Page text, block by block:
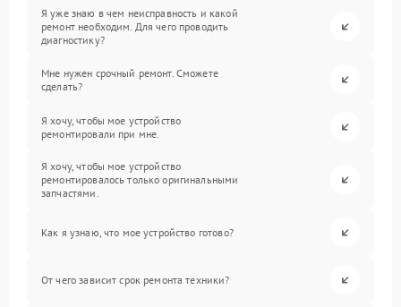
Я уже знаю в чем неисправность и какой
ремонт необходим. Для чего проводить
диагностику?
Мне нужен срочный ремонт. Сможете
сделать?
Я хочу, чтобы мое устройство
ремонтировали при мне.
Я хочу, чтобы мое устройство
ремонтировалось только оригинальными
запчастями.
Как я узнаю, что мое устройство готово?
От чего зависит срок ремонта техники?